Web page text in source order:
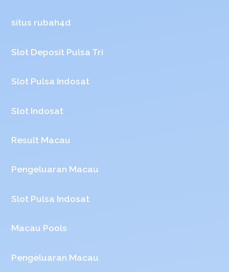
situs rubah4d
Slot Deposit Pulsa Tri
Slot Pulsa Indosat
Slot Indosat
Result Macau
Pengeluaran Macau
Slot Pulsa Indosat
Macau Pools
Pengeluaran Macau